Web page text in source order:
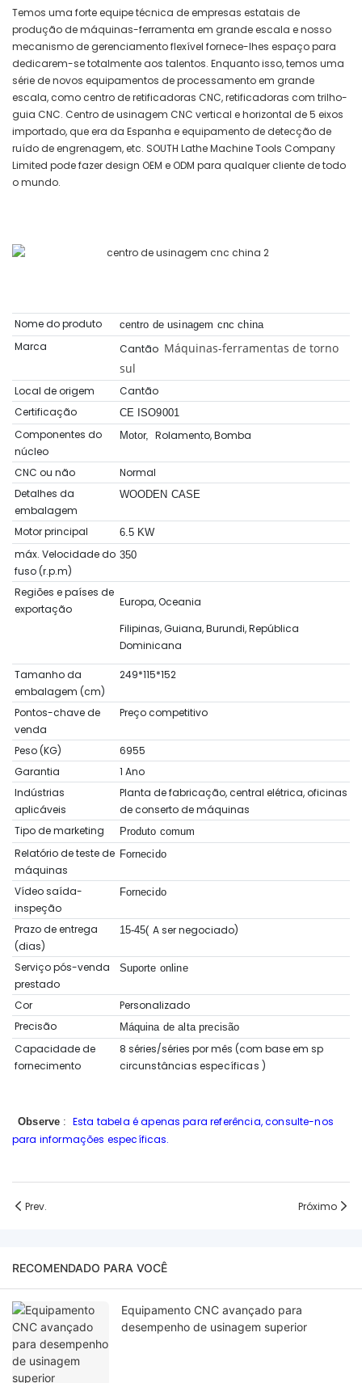
Temos uma forte equipe técnica de empresas estatais de
produção de máquinas-ferramenta em grande escala e nosso
mecanismo de gerenciamento flexível fornece-lhes espaço para
dedicarem-se totalmente aos talentos. Enquanto isso, temos uma
série de novos equipamentos de processamento em grande
escala, como centro de retificadoras CNC, retificadoras com trilho-
guia CNC. Centro de usinagem CNC vertical e horizontal de 5 eixos
importado, que era da Espanha e equipamento de detecção de
ruído de engrenagem, etc. SOUTH Lathe Machine Tools Company
Limited pode fazer design OEM e ODM para qualquer cliente de todo
o mundo.
Nome do produto centro de usinagem cnc china
Marca Cantão Máquinas-ferramentas de torno
sul
Local de origem
Cantão
Certificação
CE ISO9001
Componentes do
núcleo
Motor, Rolamento, Bomba
CNC ou não
Normal
Detalhes da
embalagem
WOODEN CASE
Motor principal 6.5 KW
máx. Velocidade do
fuso (r.p.m)
350
Regiões e países de
exportação
Europa, Oceania
Filipinas, Guiana, Burundi, República
Dominicana
Tamanho da
embalagem (cm)
249*115*152
Pontos-chave de
venda
Preço competitivo
Peso (KG)
6955
Garantia
1 Ano
Indústrias
aplicáveis
Planta de fabricação, central elétrica, oficinas
de conserto de máquinas
Tipo de marketing
Produto comum
Relatório de teste de
máquinas
Fornecido
Vídeo saída-
inspeção
Fornecido
Prazo de entrega
(dias)
15-45( A ser negociado)
Serviço pós-venda
prestado
Suporte online
Cor
Personalizado
Precisão
Máquina de alta precisão
Capacidade de
fornecimento
8 séries/séries por mês (com base em sp
circunstâncias específicas )
Observe : Esta tabela é apenas para referência, consulte-nos
para informações específicas.
Prev. Próximo
RECOMENDADO PARA VOCÊ
Equipamento CNC avançado para
desempenho de usinagem superior